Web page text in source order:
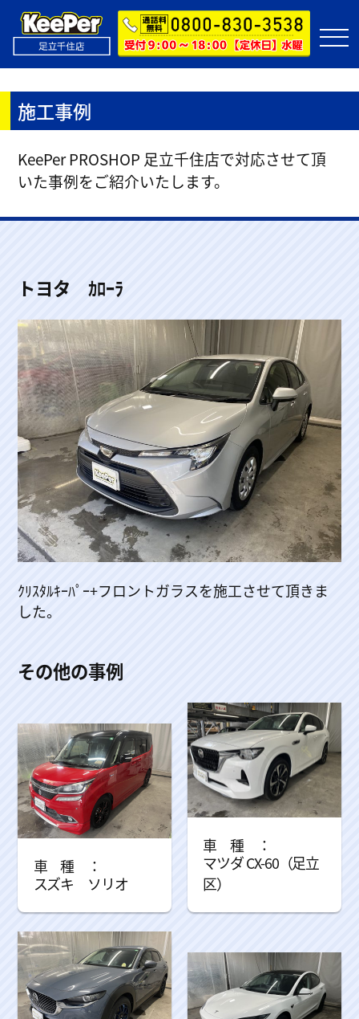
施工事例
KeePer PROSHOP 足立千住店で対応させて頂
いた事例をご紹介いたします。
トヨタ ｶﾛｰﾗ
ｸﾘｽﾀﾙｷｰﾊﾟｰ+フロントガラスを施工させて頂きま
した。
その他の事例
スズキ ソリオ
マツダ CX-60（足立
区）